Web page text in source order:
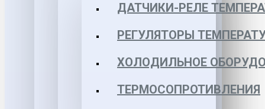
ДАТЧИКИ-РЕЛЕ
РЕГУЛЯТОРЫ
ХОЛОДИЛЬНОЕ
ТЕРМОСОПРОТИВЛЕНИЯ